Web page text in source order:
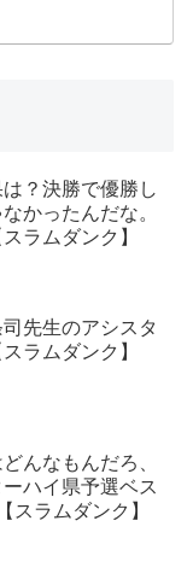
？決勝で優勝し
かったんだな。
ラムダンク】
先生のアシスタ
ラムダンク】
んなもんだろ、
ハイ県予選ベス
スラムダンク】